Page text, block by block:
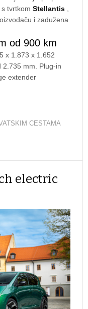
s tvrtkom Stellantis
i zadužena
od 900 km
x 1.873 x 1.652
2.735 mm. Plug-in
extender
CESTAMA
electric